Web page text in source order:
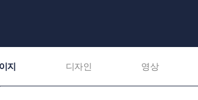
지 디자인 영상